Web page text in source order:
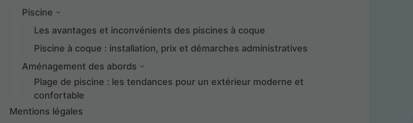
Piscine
Les avantages et inconvénients des piscines à coque
Piscine à coque : installation, prix et démarches administratives
Aménagement des abords
Plage de piscine : les tendances pour un extérieur moderne et
confortable
Mentions légales